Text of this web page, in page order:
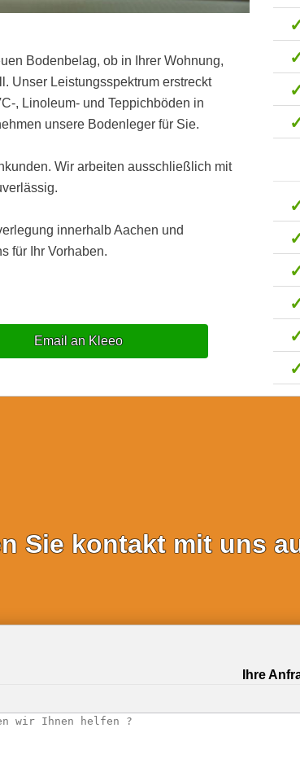
Bodenbelag, ob in Ihrer Wohnung,
Unser Leistungsspektrum erstreckt
, Linoleum- und Teppichböden in
unsere Bodenleger für Sie.
Wir arbeiten ausschließlich mit
innerhalb Aachen und
für Ihr Vorhaben.
Email an Kleeo
Sie kontakt mit uns
Ihre